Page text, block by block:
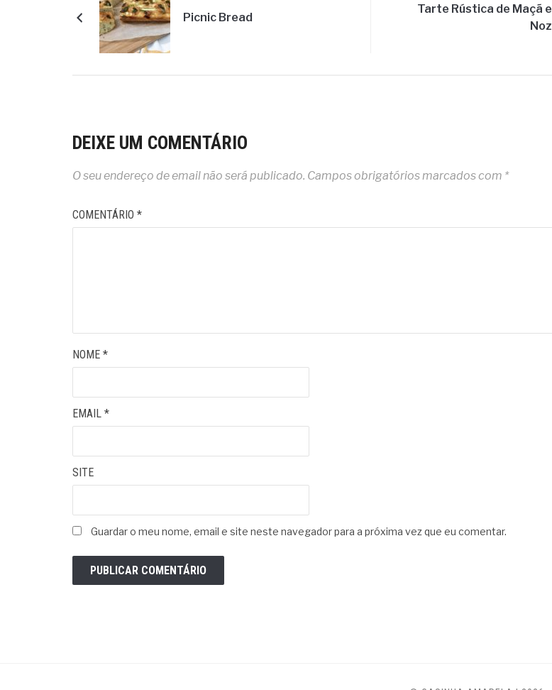
Picnic Bread
Tarte Rústica de Maçã e
Noz
DEIXE UM COMENTÁRIO
O seu endereço de email não será publicado. Campos obrigatórios marcados com *
COMENTÁRIO *
NOME *
EMAIL *
SITE
Guardar o meu nome, email e site neste navegador para a próxima vez que eu comentar.